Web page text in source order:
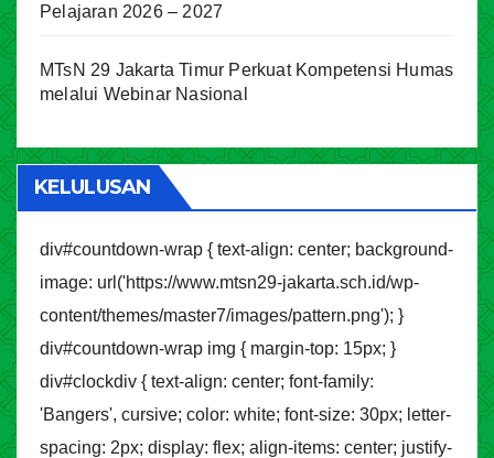
Pelajaran 2026 – 2027
MTsN 29 Jakarta Timur Perkuat Kompetensi Humas
melalui Webinar Nasional
KELULUSAN
div#countdown-wrap { text-align: center; background-
image: url('https://www.mtsn29-jakarta.sch.id/wp-
content/themes/master7/images/pattern.png'); }
div#countdown-wrap img { margin-top: 15px; }
div#clockdiv { text-align: center; font-family:
'Bangers', cursive; color: white; font-size: 30px; letter-
spacing: 2px; display: flex; align-items: center; justify-